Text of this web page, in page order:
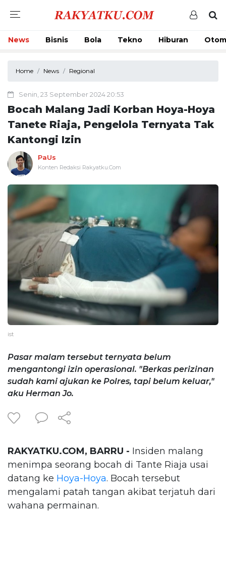
News Bisnis Bola Tekno Hiburan
Home News Regional
Senin, 23 September 2024 20:53
Bocah Malang Jadi Korban Hoya-Hoya
Tanete Riaja, Pengelola Ternyata Tak
Kantongi Izin
PaUs
Konten Redaksi Rakyatku.Com
ist
Pasar malam tersebut ternyata belum
mengantongi izin operasional. "Berkas perizinan
sudah kami ajukan ke Polres, tapi belum keluar,"
aku Herman Jo.
RAKYATKU.COM, BARRU - Insiden malang
menimpa seorang bocah di Tante Riaja usai
datang ke Hoya-Hoya. Bocah tersebut
mengalami patah tangan akibat terjatuh dari
wahana permainan.